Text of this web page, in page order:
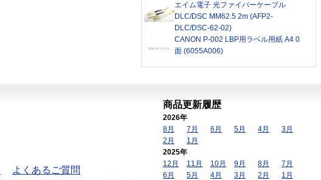
エイム電子 光ファイバーケーブル
DLC/DSC MM62.5 2m (AFP2-
DLC/DSC-62-02)
CANON P-002 LBP用ラベル用紙 A4 0
面 (6055A006)
よくあるご質問
商品更新履歴
2026年
8月
7月 6月 5月 4月
3月
2月
1月
2025年
12月
11月 10月 9月 8月
7月
6月
5月 4月 3月 2月
1月